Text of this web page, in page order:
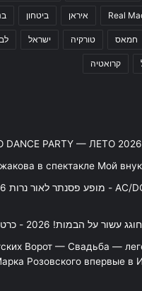
Real איראן ביטחון
חמאס טורקיה ישראל
קרואטיה
DANCE PARTY — ЛЕТО
в спектакле Мой
הבמות! 2026 - כרטיסים ולוח הופעות
Ворот — Свадьба —
Розовского впервые в